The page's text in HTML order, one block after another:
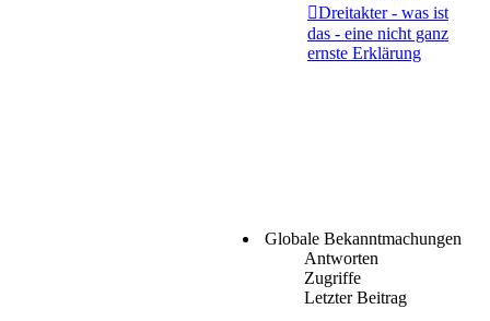
Dreitakter - was ist
das - eine nicht ganz
ernste Erklärung
Globale Bekanntmachungen
Antworten
Zugriffe
Letzter Beitrag